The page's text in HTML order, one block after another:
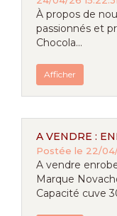
À propos de
passionnés et
Chocola...
Afficher
A VENDRE :
Postée le 22/
A vendre
Marque
Capacité cuve